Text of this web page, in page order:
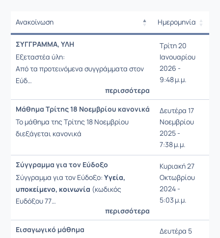
Ανακοίνωση
Ημερομηνία
Ρυθμίσεις
Ανακοίνωση
Ρυθμίσεις
ΣΥΓΓΡΑΜΜΑ, ΥΛΗ
Εξεταστέα ύλη:
Από τα προτεινόμενα συγγράμματα στον
Εύδ…
περισσότερα
Τρίτη 20
Ιανουαρίου
2026 -
9:48 μ.μ.
Μάθημα Τρίτης 18 Νοεμβρίου κανονικά
Το μάθημα της Τρίτης 18 Νοεμβρίου
διεξάγεται κανονικά
Δευτέρα 17
Νοεμβρίου
2025 -
7:38 μ.μ.
Σύγγραμμα για τον Εύδοξο
Σύγγραμμα για τον Εύδοξο: Υγεία,
υποκείμενο, κοινωνία (κωδικός
Ευδόξου 77…
περισσότερα
Κυριακή 27
Οκτωβρίου
2024 -
5:03 μ.μ.
Εισαγωγικό μάθημα
Δευτέρα 5